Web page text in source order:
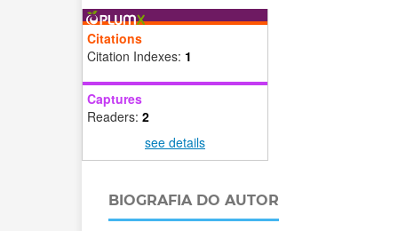
Citations
Citation Indexes: 1
Captures
Readers: 2
see details
BIOGRAFIA DO AUTOR